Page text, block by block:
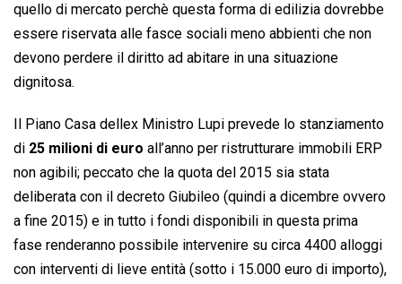
quello di mercato perchè questa forma di edilizia dovrebbe
essere riservata alle fasce sociali meno abbienti che non
devono perdere il diritto ad abitare in una situazione
dignitosa.
Il Piano Casa dellex Ministro Lupi prevede lo stanziamento
di 25 milioni di euro all’anno per ristrutturare immobili ERP
non agibili; peccato che la quota del 2015 sia stata
deliberata con il decreto Giubileo (quindi a dicembre ovvero
a fine 2015) e in tutto i fondi disponibili in questa prima
fase renderanno possibile intervenire su circa 4400 alloggi
con interventi di lieve entità (sotto i 15.000 euro di importo),